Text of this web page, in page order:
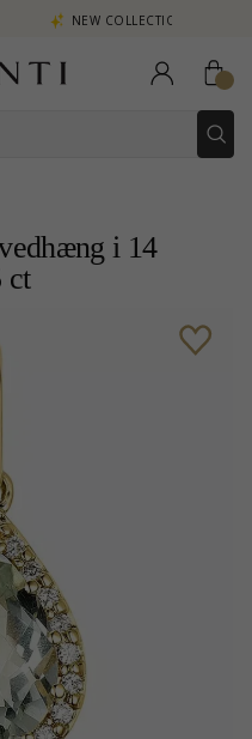
NEW COLLECTION | AURA
i 14
ct